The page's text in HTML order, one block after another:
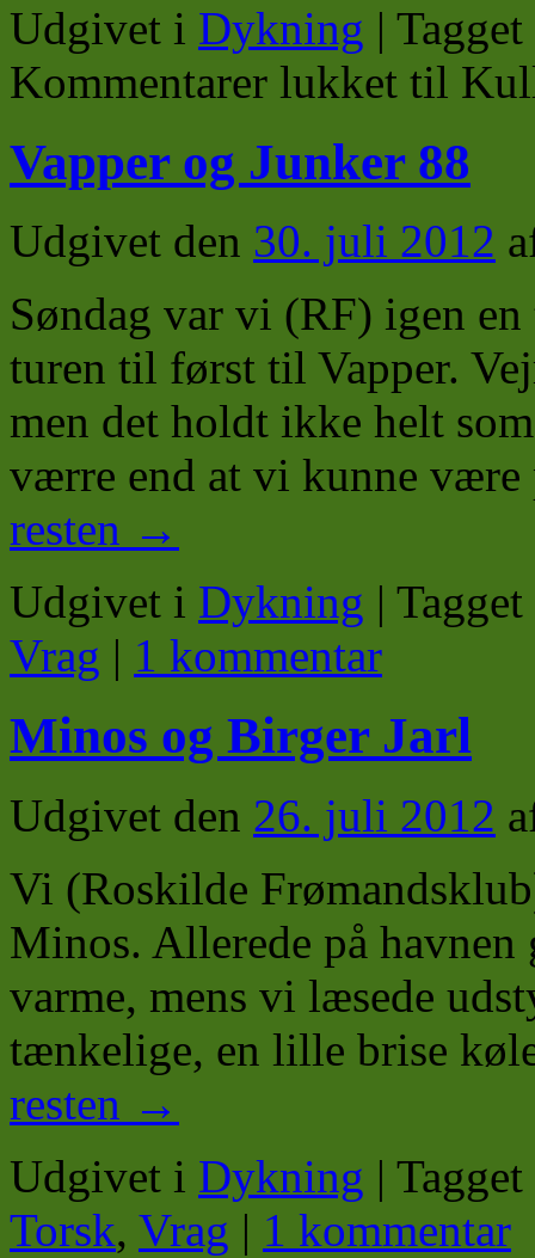
Udgivet i Dykning | Tagget
Kommentarer lukket til
Vapper og Junker 88
Udgivet den 30. juli 2012
Søndag var vi (RF) igen
turen til først til Vapper.
men det holdt ikke helt
værre end at vi kunne
resten →
Udgivet i Dykning | Tagget
Vrag | 1 kommentar
Minos og Birger Jarl
Udgivet den 26. juli 2012
Vi (Roskilde
Minos. Allerede på
varme, mens vi læsede
tænkelige, en lille brise
resten →
Udgivet i Dykning | Tagget
Torsk, Vrag | 1 kommentar